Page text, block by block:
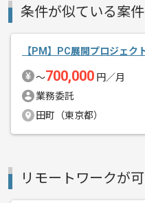
経
条件が似ている案件
【PM】PC展開プロジェク
〜700,000 円／月
業務委託
田町（東京都）
リモートワークが